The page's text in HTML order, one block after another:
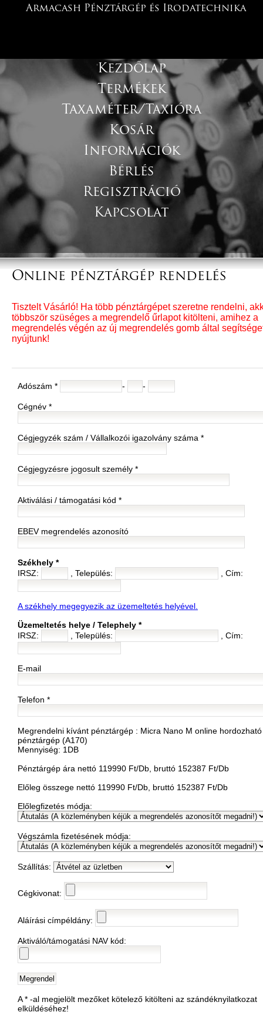
Armacash Pénztárgép és Irodatechnika
Kezdőlap
Termékek
Taxaméter/Taxióra
Kosár
Információk
Bérlés
Regisztráció
Kapcsolat
Online pénztárgép rendelés
Tisztelt Vásárló! Ha több pénztárgépet szeretne rendelni,
többször szüséges a megrendelő űrlapot kitölteni, amihez a
megrendelés végén az új megrendelés gomb által
nyújtunk!
Adószám * - -
Cégnév *
Cégjegyzék szám / Vállalkozói igazolvány száma *
Cégjegyzésre jogosult személy *
Aktiválási / támogatási kód *
EBEV megrendelés azonosító
Székhely *
IRSZ:
, Település: , Cím:
A székhely megegyezik az üzemeltetés helyével.
Üzemeltetés helye / Telephely *
IRSZ:
, Település: , Cím:
E-mail
Telefon *
Megrendelni kívánt pénztárgép : Micra Nano M online hordozható
pénztárgép (A170)
Mennyiség: 1DB
Pénztárgép ára nettó 119990 Ft/Db, bruttó 152387 Ft/Db
Előleg összege nettó 119990 Ft/Db, bruttó 152387 Ft/Db
Előlegfizetés módja:
Végszámla fizetésének módja:
Szállítás:
Cégkivonat:
Aláírási címpéldány:
Aktiváló/támogatási NAV kód:
A * -al megjelölt mezőket kötelező kitölteni az szándéknyilatkozat
elküldéséhez!